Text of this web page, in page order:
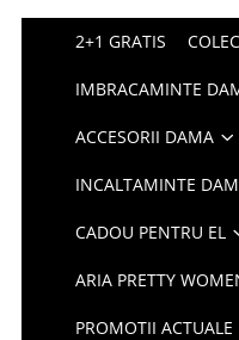
2+1 GRATIS
IMBRACAMINTE
ACCESORII DAMA
INCALTAMINTE
CADOU PENTRU EL
ARIA PRETTY
PROMOTII ACTUALE